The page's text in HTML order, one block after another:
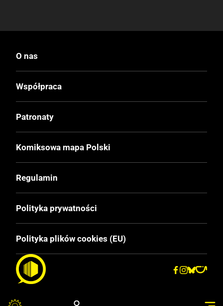
O nas
Współpraca
Patronaty
Komiksowa mapa Polski
Regulamin
Polityka prywatności
Polityka plików cookies (EU)